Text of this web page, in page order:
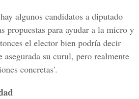
algunos candidatos a diputado
propuestas para ayudar a la micro y
el elector bien podría decir
asegurada su curul, pero realmente
concretas'.